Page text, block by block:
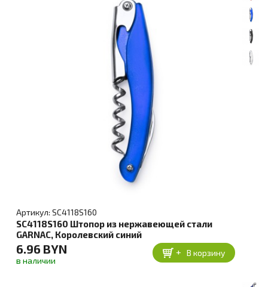
Артикул: SC4118S160
SC4118S160 Штопор из нержавеющей стали
GARNAC, Королевский синий
6.96 BYN
в наличии
+ В корзину